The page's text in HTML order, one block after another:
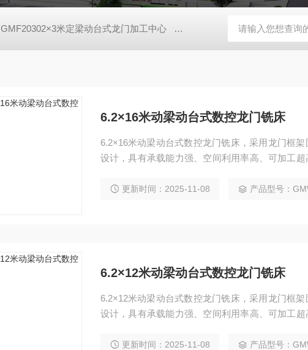
GMF20302×3米定梁动台式龙门加工中心 GMF20402×4米定梁动台式龙门
6.2×16米动梁动台式数控龙门铣床
6.2×16米动梁动台式数控龙门铣床，采用龙门框
设计，具有承载能力强、空间利用率高、可加工
镗、扩、铰、锪、攻丝及三轴联动曲面加工，并支
更新时间：2025-11-08 产品型号：
6.2×12米动梁动台式数控龙门铣床
6.2×12米动梁动台式数控龙门铣床，采用龙门框
设计，具有承载能力强、空间利用率高、可加工
镗、扩、铰、锪、攻丝及三轴联动曲面加工，并支
更新时间：2025-11-08 产品型号：